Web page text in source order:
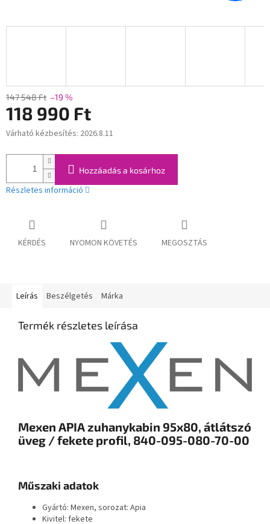
147 548 Ft –19 %
118 990 Ft
Egységár:
Várható kézbesítés: 2026.8.11
Hozzáadás a kosárhoz
Részletes információ
KÉRDÉS NYOMON KÖVETÉS MEGOSZTÁS
Leírás Beszélgetés Márka
Termék részletes leírása
Mexen APIA zuhanykabin 95x80, átlátszó
üveg / fekete profil, 840-095-080-70-00
Műszaki adatok
Gyártó: Mexen, sorozat: Apia
Kivitel: fekete